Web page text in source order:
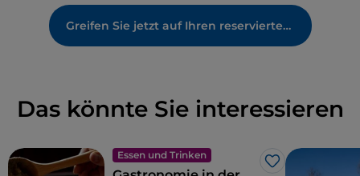
Greifen Sie jetzt auf Ihren reservierten Bereich zu
Das könnte Sie interessieren
Essen und Trinken
Like